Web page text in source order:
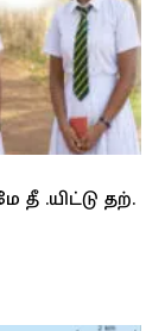
தீ .யிட்டு தற்.